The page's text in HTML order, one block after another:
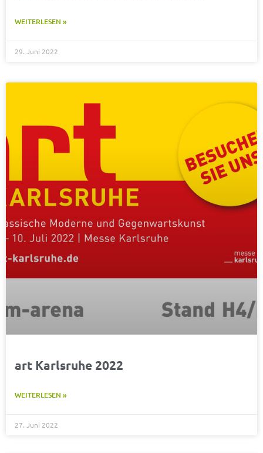
WEITERLESEN »
29. Juni 2022
art Karlsruhe 2022
WEITERLESEN »
27. Juni 2022